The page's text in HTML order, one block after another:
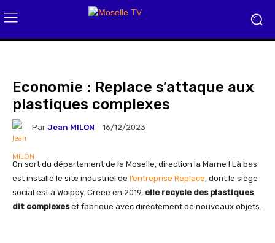
Economie : Replace s’attaque aux
plastiques complexes
Par Jean MILON 16/12/2023
On sort du département de la Moselle, direction la Marne ! Là bas
est installé le site industriel de l’entreprise Replace, dont le siège
social est à Woippy. Créée en 2019, elle recycle des plastiques
dit complexeset fabrique avec directement de nouveaux objets.